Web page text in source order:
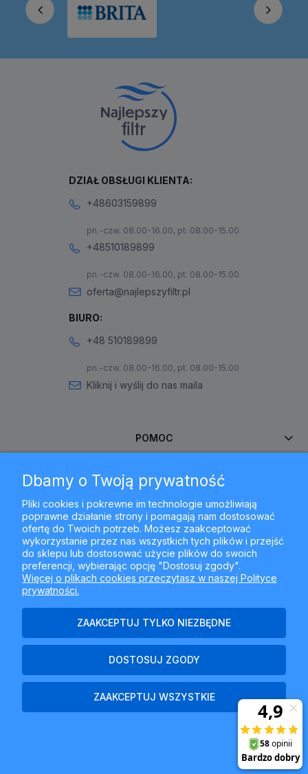
DZIAŁ OBSŁUGI KLIENTA:
+48603159899
pn.-czw. 08.00-16.00, pt. 08.00-15.00
+48510189899
pn.-czw. 08.00-16.00, pt. 08.00-15.00
oferta@najlepszyfiltr.pl
BIURO:
+48 510189899
pn.-czw. 08.00-16.00, pt. 08.00-15.00
Kliknij i wyślij do nas maila
POMOC
MOJE KONTO
PŁATNOŚCI I DOSTAWA
INFORMACJE
Najlepszyfiltr.pl - ul. Krakowska 367, 43-300 Bielsko-Biała, woj.
śląskie
Dbamy o Twoją prywatność
Pliki cookies i pokrewne im technologie umożliwiają
poprawne działanie strony i pomagają nam dostosować
ofertę do Twoich potrzeb. Możesz zaakceptować
wykorzystanie przez nas wszystkich tych plików i przejść
do sklepu lub dostosować użycie plików do swoich
preferencji, wybierając opcję "Dostosuj zgody".
Więcej o plikach cookies przeczytasz w naszej Polityce
prywatności.
ZAAKCEPTUJ TYLKO NIEZBĘDNE
DOSTOSUJ ZGODY
ZAAKCEPTUJ WSZYSTKIE